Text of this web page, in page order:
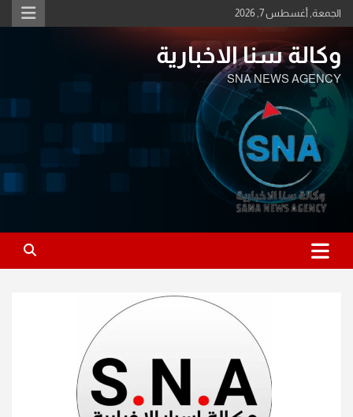
Skip
to
الجمعة, أغسطس 7, 2026
وكالة سنا الاخبارية
SNA NEWS AGENCY